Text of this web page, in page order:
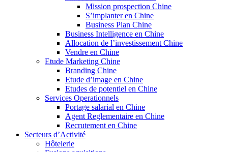
Mission prospection Chine
S’implanter en Chine
Business Plan Chine
Business Intelligence en Chine
Allocation de l’investissement Chine
Vendre en Chine
Etude Marketing Chine
Branding Chine
Etude d’image en Chine
Etudes de potentiel en Chine
Services Operationnels
Portage salarial en Chine
Agent Reglementaire en Chine
Recrutement en Chine
Secteurs d’Activité
Hôtelerie